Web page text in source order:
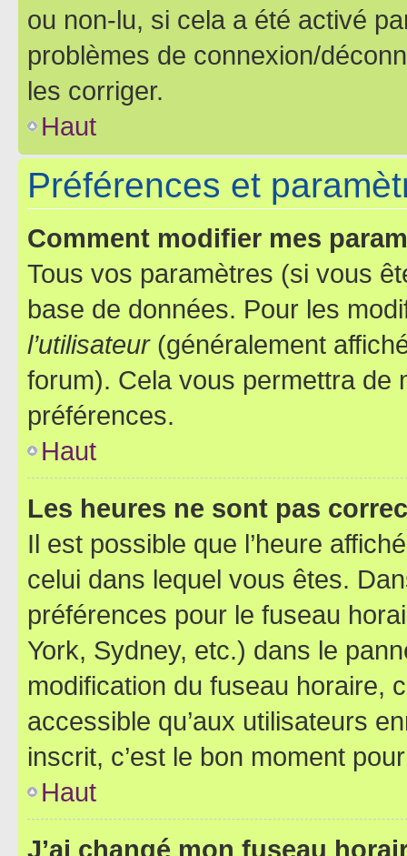
ou non-lu, si cela a été activé
problèmes de connexion/
les corriger.
Haut
Préférences et
Comment modifier mes
Tous vos paramètres (si vous
base de données. Pour les
l’utilisateur(généralement
forum). Cela vous permettra de
préférences.
Haut
Les heures ne sont pas
Il est possible que l’heure
celui dans lequel vous êtes.
préférences pour le fuseau
York, Sydney, etc.) dans le
modification du fuseau horaire,
accessible qu’aux utilisateurs
inscrit, c’est le bon moment
Haut
J’ai changé mon fuseau